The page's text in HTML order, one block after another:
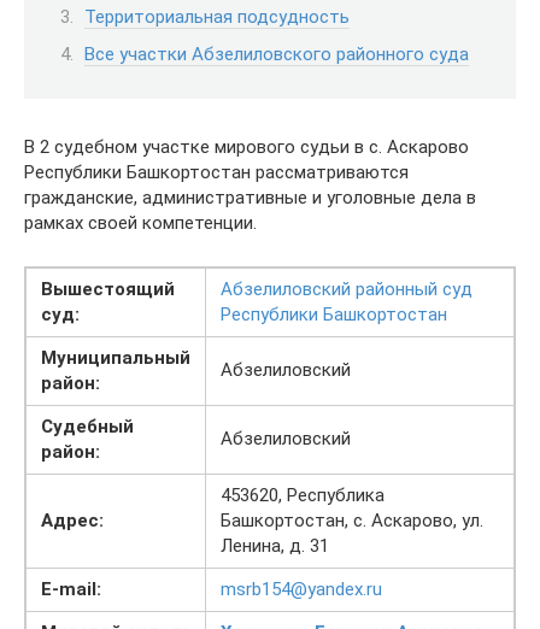
Территориальная подсудность
Все участки Абзелиловского районного суда
В 2 судебном участке мирового судьи в с. Аскарово
Республики Башкортостан рассматриваются
гражданские, административные и уголовные дела в
рамках своей компетенции.
Вышестоящий
суд:
Абзелиловский районный суд
Республики Башкортостан
Муниципальный
район:
Абзелиловский
Судебный
район:
Абзелиловский
Адрес:
453620, Республика
Башкортостан, с. Аскарово, ул.
Ленина, д. 31
E-mail:
msrb154@yandex.ru